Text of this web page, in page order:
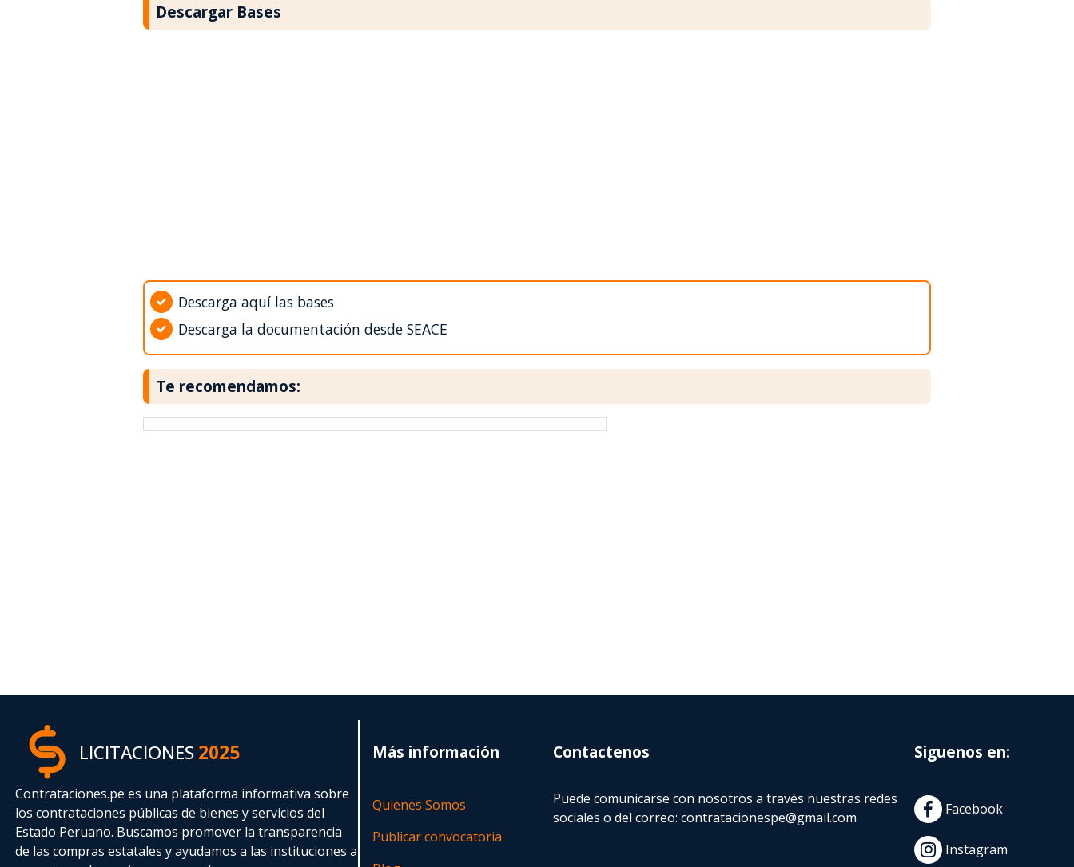
Descargar Bases
Descarga aquí las bases
Descarga la documentación desde SEACE
Te recomendamos:
LICITACIONES2025
Contrataciones.pe es una plataforma informativa sobre
los contrataciones públicas de bienes y servicios del
Estado Peruano. Buscamos promover la transparencia
de las compras estatalesy ayudamos a las instituciones a
Más información
Quienes Somos
Publicar convocatoria
Contactenos
Puede comunicarse con nosotros a través nuestras redes
sociales o del correo:contratacionespe@gmail.com
Siguenos en:
Facebook
Instagram